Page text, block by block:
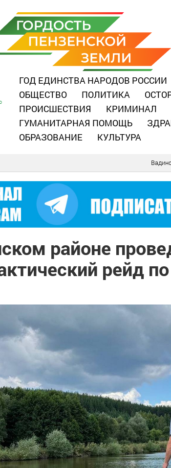
ГОД ЕДИНСТВА НАРОДОВ РОССИИ
ОБЩЕСТВО
ПОЛИТИКА
ПРОИСШЕСТВИЯ
КРИМИНАЛ
ГУМАНИТАРНАЯ ПОМОЩЬ
ОБРАЗОВАНИЕ
КУЛЬТУРА
районе
рейд